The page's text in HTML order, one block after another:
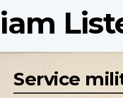
Service